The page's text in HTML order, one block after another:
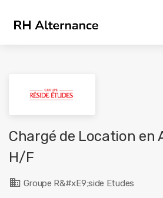
Chargé de Location en
H/F
Groupe R&#xE9;side Etudes